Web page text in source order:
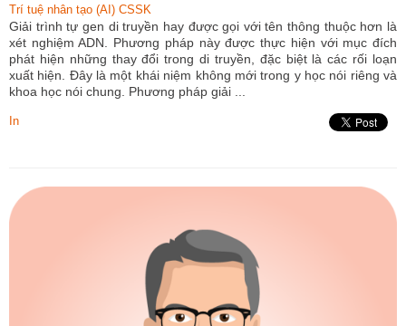
Trí tuệ nhân tạo (AI) CSSK
Giải trình tự gen di truyền hay được gọi với tên thông thuộc hơn là
xét nghiệm ADN. Phương pháp này được thực hiện với mục đích
phát hiện những thay đổi trong di truyền, đặc biệt là các rối loạn
xuất hiện. Đây là một khái niệm không mới trong y học nói riêng và
khoa học nói chung. Phương pháp giải ...
In